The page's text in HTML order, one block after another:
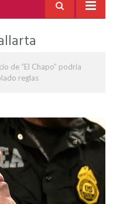
de “El Chapo” podría
reglas